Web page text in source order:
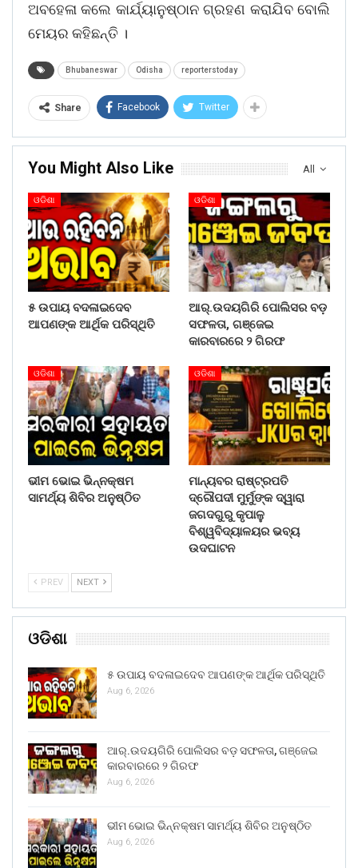
ଅବହେଳା କଲେ କାର୍ଯ୍ୟାନୁଷ୍ଠାନ ଗ୍ରହଣ କରାଯିବ ବୋଲି
ମେୟର କହିଛନ୍ତି ।
Bhubaneswar Odisha reporterstoday
Share Facebook Twitter
All
You Might Also Like
ଓଡିଶା
୫ ଉପାୟ ବଦଳାଇଦେବ
ଆପଣଙ୍କ ଆର୍ଥିକ ପରିସ୍ଥିତି
ଓଡିଶା
ଆର୍.ଉଦୟଗିରି ପୋଲିସର ବଡ଼
ସଫଳତା, ଗଞ୍ଜେଇ
କାରବାରରେ ୨ ଗିରଫ
ଓଡିଶା
ଭୀମ ଭୋଇ ଭିନ୍ନକ୍ଷମ
ସାମର୍ଥ୍ୟ ଶିବିର ଅନୁଷ୍ଠିତ
ଓଡିଶା
ମାନ୍ୟବର ରାଷ୍ଟ୍ରପତି
ଦ୍ରୌପଦୀ ମୁର୍ମୁଙ୍କ ଦ୍ୱାରା
ଜଗଦଗୁରୁ କୃପାଳୁ
ବିଶ୍ୱବିଦ୍ୟାଳୟର ଭବ୍ୟ
ଉଦଘାଟନ
PREV NEXT
ଓଡିଶା
୫ ଉପାୟ ବଦଳାଇଦେବ ଆପଣଙ୍କ ଆର୍ଥିକ ପରିସ୍ଥିତି
Aug 6, 2026
ଆର୍.ଉଦୟଗିରି ପୋଲିସର ବଡ଼ ସଫଳତା, ଗଞ୍ଜେଇ
କାରବାରରେ ୨ ଗିରଫ
Aug 6, 2026
ଭୀମ ଭୋଇ ଭିନ୍ନକ୍ଷମ ସାମର୍ଥ୍ୟ ଶିବିର ଅନୁଷ୍ଠିତ
Aug 6, 2026